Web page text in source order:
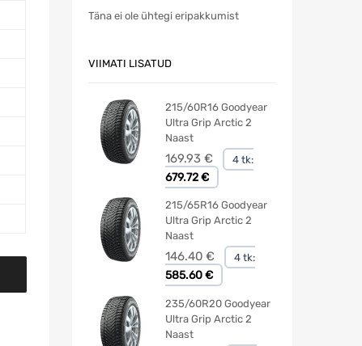
Täna ei ole ühtegi eripakkumist
VIIMATI LISATUD
215/60R16 Goodyear
Ultra Grip Arctic 2
Naast
169.93 € 4 tk:
679.72 €
215/65R16 Goodyear
Ultra Grip Arctic 2
Naast
146.40 € 4 tk:
585.60 €
235/60R20 Goodyear
Ultra Grip Arctic 2
Naast